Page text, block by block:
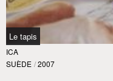
Le tapis
ICA
SUÈDE / 2007